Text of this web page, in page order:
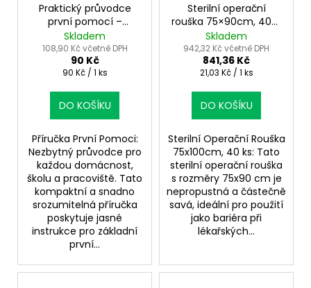
Praktický průvodce
první pomocí –
záchrana života krok
za krokem
Skladem
108,90 Kč včetně DPH
90 Kč
Měrná
90 Kč / 1 ks
DO KOŠÍKU
Příručka První Pomoci:
Nezbytný průvodce pro
každou domácnost,
školu a pracoviště. Tato
kompaktní a snadno
srozumitelná příručka
poskytuje jasné
instrukce pro základní
první...
Sterilní operační
rouška 75×90cm, 40ks
– pro lékařské výkony
Skladem
942,32 Kč včetně DPH
841,36 Kč
Měrná
21,03 Kč / 1 ks
DO KOŠÍKU
Sterilní Operační Rouška
75x100cm, 40 ks: Tato
sterilní operační rouška
s rozměry 75x90 cm je
nepropustná a částečně
savá, ideální pro použití
jako bariéra při
lékařských...